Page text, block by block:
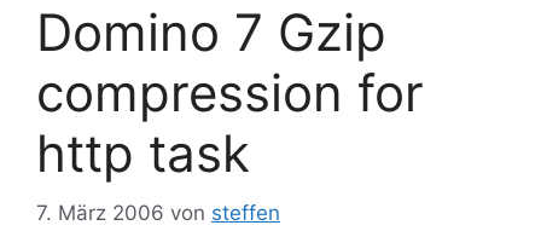
Domino 7 Gzip
compression for
http task
7. März 2006 von steffen